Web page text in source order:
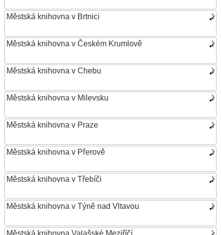
Městská knihovna v Brtnici
Městská knihovna v Českém Krumlově
Městská knihovna v Chebu
Městská knihovna v Milevsku
Městská knihovna v Praze
Městská knihovna v Přerově
Městská knihovna v Třebíči
Městská knihovna v Týně nad Vltavou
Městská knihovna Valašské Meziříčí